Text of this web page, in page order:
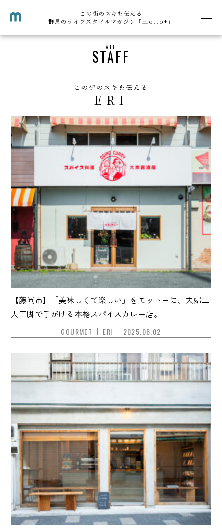
この街のスキを伝える
群馬のライフスタイルマガジン「motto+」
ALL
STAFF
この街のスキを伝える
ERI
【藤岡市】「美味しくて楽しい」をモットーに、夫婦二
人三脚で手がける本格スパイスカレー店。
GOURMET ERI 2025.06.02